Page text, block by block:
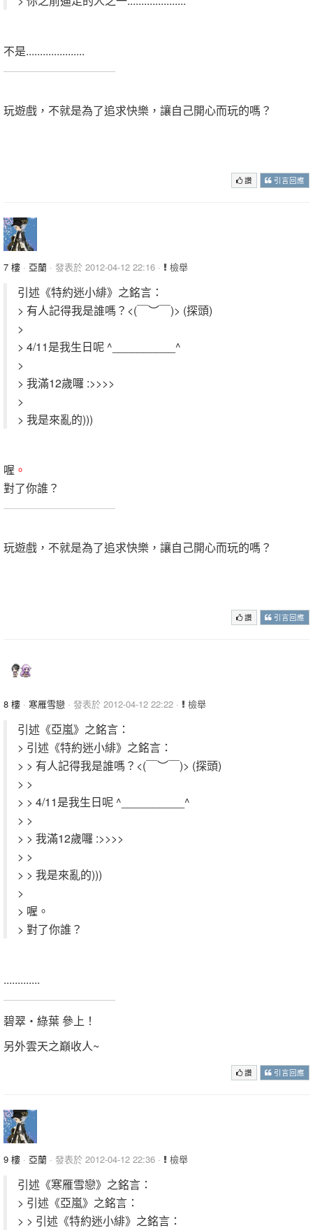
不是.....................
玩遊戲，不就是為了追求快樂，讓自己開心而玩的嗎？
讚 引言回應
7 樓 · 亞蘭 · 發表於 2012-04-12 22:16 · 檢舉
引述《特約迷小緋》之銘言：
> 有人記得我是誰嗎？<(￣︶￣)> (探頭)
>
> 4/11是我生日呢 ^__________^
>
> 我滿12歲囉 :>>>>
>
> 我是來亂的)))
喔 。
對了你誰？
玩遊戲，不就是為了追求快樂，讓自己開心而玩的嗎？
讚 引言回應
8 樓 · 寒雁雪戀 · 發表於 2012-04-12 22:22 · 檢舉
引述《亞嵐》之銘言：
> 引述《特約迷小緋》之銘言：
> > 有人記得我是誰嗎？<(￣︶￣)> (探頭)
> >
> > 4/11是我生日呢 ^__________^
> >
> > 我滿12歲囉 :>>>>
> >
> > 我是來亂的)))
>
> 喔。
> 對了你誰？
.............
碧翠‧綠葉 參上！
另外雲天之巔收人~
讚 引言回應
9 樓 · 亞蘭 · 發表於 2012-04-12 22:36 · 檢舉
引述《寒雁雪戀》之銘言：
> 引述《亞嵐》之銘言：
> > 引述《特約迷小緋》之銘言：